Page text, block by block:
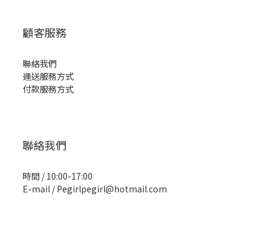
顧客服務
聯絡我們
運送服務方式
付款服務方式
聯絡我們
時間 / 10:00-17:00
E-mail / Pegirlpegirl@hotmail.com